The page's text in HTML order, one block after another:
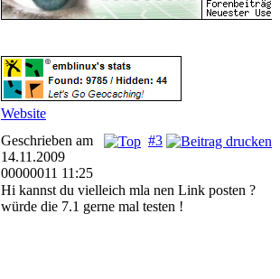
Website
#3
Geschrieben am
14.11.2009
00000011 11:25
Hi kannst du vielleich mla nen Link posten ?
würde die 7.1 gerne mal testen !